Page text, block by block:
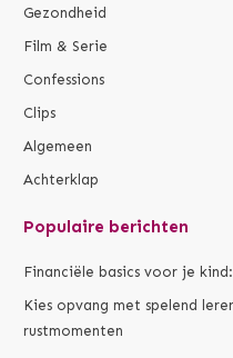
Gezondheid
Film & Serie
Confessions
Clips
Algemeen
Achterklap
Populaire berichten
Financiële basics voor je
Kies opvang met spelend
rustmomenten